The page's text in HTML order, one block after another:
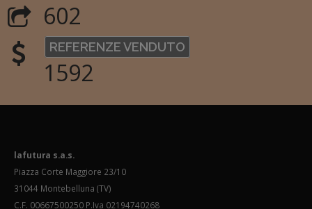
602
REFERENZE VENDUTO
1592
lafutura s.a.s.
Piazza Corte Maggiore 23/10
31044 Montebelluna (TV)
C.F. 00667500250 P.Iva 02194740268